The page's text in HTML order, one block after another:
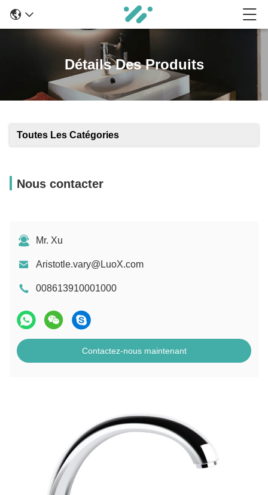
Détails Des Produits
Toutes Les Catégories
Nous contacter
Mr. Xu
Aristotle.vary@LuoX.com
008613910001000
Contactez-nous maintenant